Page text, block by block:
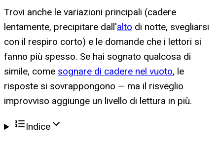
Trovi anche le variazioni principali (cadere
lentamente, precipitare dall'alto di notte, svegliarsi
con il respiro corto) e le domande che i lettori si
fanno più spesso. Se hai sognato qualcosa di
simile, come sognare di cadere nel vuoto, le
risposte si sovrappongono — ma il risveglio
improvviso aggiunge un livello di lettura in più.
Indice